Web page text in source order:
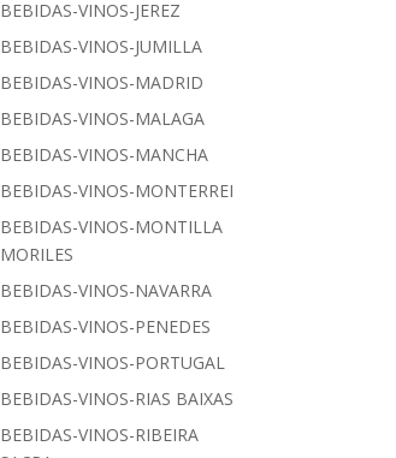
BEBIDAS-VINOS-JEREZ
BEBIDAS-VINOS-JUMILLA
BEBIDAS-VINOS-MADRID
BEBIDAS-VINOS-MALAGA
BEBIDAS-VINOS-MANCHA
BEBIDAS-VINOS-MONTERREI
BEBIDAS-VINOS-MONTILLA
MORILES
BEBIDAS-VINOS-NAVARRA
BEBIDAS-VINOS-PENEDES
BEBIDAS-VINOS-PORTUGAL
BEBIDAS-VINOS-RIAS BAIXAS
BEBIDAS-VINOS-RIBEIRA